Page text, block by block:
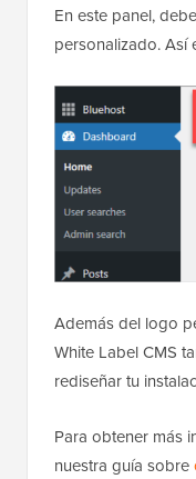
En este panel,
personalizado. Así
Además del logo
White Label CMS
rediseñar tu
Para obtener más
nuestra guía sobre